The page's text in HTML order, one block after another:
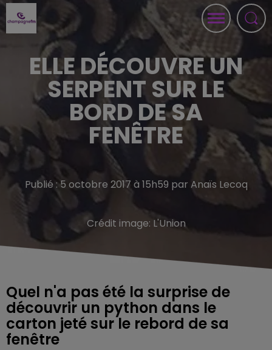
ELLE DÉCOUVRE UN
SERPENT SUR LE
BORD DE SA
FENÊTRE
Publié : 5 octobre 2017 à 15h59 par Anaïs Lecoq
Crédit image: L'Union
Quel n'a pas été la surprise de
découvrir un python dans le
carton jeté sur le rebord de sa
fenêtre